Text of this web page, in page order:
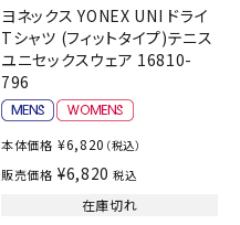
ヨネックス YONEX UNI ドライ
Tシャツ (フィットタイプ)テニス
ユニセックスウェア 16810-
796
本体価格 ¥6,820 （税込）
販売価格 ¥6,820 税込
在庫切れ